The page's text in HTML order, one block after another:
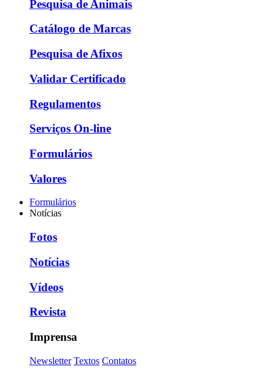
Pesquisa de Animais
Catálogo de Marcas
Pesquisa de Afixos
Validar Certificado
Regulamentos
Serviços On-line
Formulários
Valores
Formulários
Notícias
Fotos
Notícias
Vídeos
Revista
Imprensa
Newsletter Textos Contatos